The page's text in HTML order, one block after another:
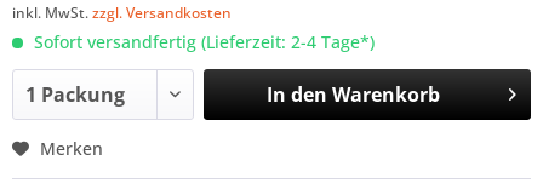
inkl. MwSt.zzgl. Versandkosten
Sofort versandfertig (Lieferzeit: 2-4 Tage*)
In den Warenkorb
Merken